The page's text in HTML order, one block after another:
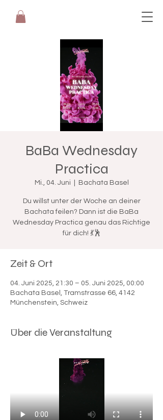
BaBa Wednesday
Practica
Mi., 04. Juni Bachata Basel
Du willst unter der Woche an deiner
Bachata feilen? Dann ist die BaBa
Wednesday Practica genau das Richtige
für dich! 💃🕺
Zeit & Ort
04. Juni 2025, 21:30 – 05. Juni 2025, 00:00
Bachata Basel, Tramstrasse 66, 4142
Münchenstein, Schweiz
Über die Veranstaltung